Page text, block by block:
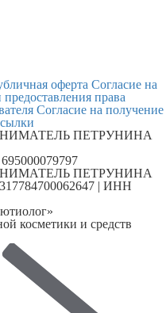
оферта Согласие на
права
Согласие на получение
ПЕТРУНИНА
ПЕТРУНИНА
| ИНН
косметики и средств